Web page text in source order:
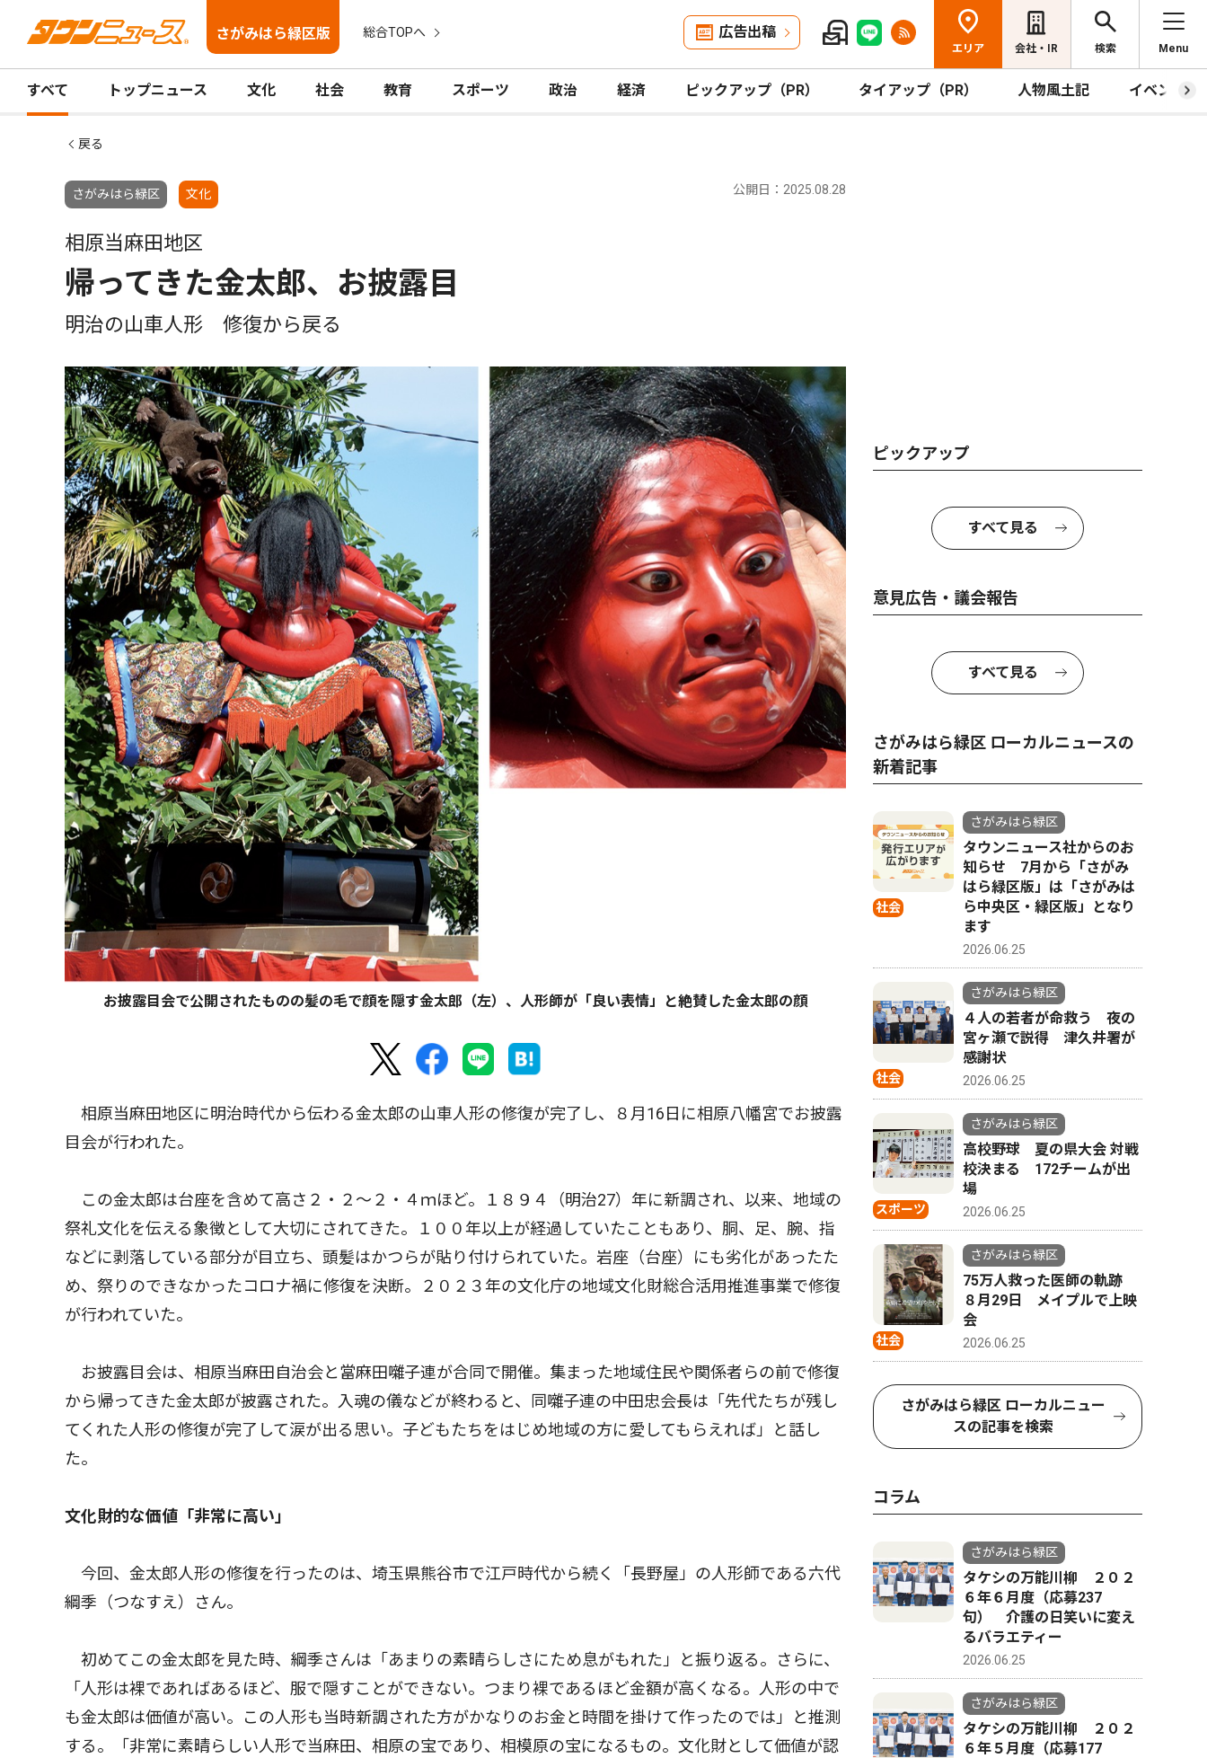
さがみはら緑区版 総合TOPへ 広告出稿
エリア 会社・IR 検索 Menu
すべて トップニュース 文化 社会 教育 スポーツ 政治 経済 ピックアップ（PR） タイアップ（PR） 人物風土記 イベント
戻る
さがみはら緑区 文化 公開日：2025.08.28
相原当麻田地区
帰ってきた金太郎、お披露目
明治の山車人形 修復から戻る
お披露目会で公開されたものの髪の毛で顔を隠す金太郎（左）、人形師が「良い表情」と絶賛した金太郎の顔
相原当麻田地区に明治時代から伝わる金太郎の山車人形の修復が完了し、８月16日に相原八幡宮でお披露
目会が行われた。
この金太郎は台座を含めて高さ２・２〜２・４ｍほど。１８９４（明治27）年に新調され、以来、地域の
祭礼文化を伝える象徴として大切にされてきた。１００年以上が経過していたこともあり、胴、足、腕、指
などに剥落している部分が目立ち、頭髪はかつらが貼り付けられていた。岩座（台座）にも劣化があったた
め、祭りのできなかったコロナ禍に修復を決断。２０２３年の文化庁の地域文化財総合活用推進事業で修復
が行われていた。
お披露目会は、相原当麻田自治会と當麻田囃子連が合同で開催。集まった地域住民や関係者らの前で修復
から帰ってきた金太郎が披露された。入魂の儀などが終わると、同囃子連の中田忠会長は「先代たちが残し
てくれた人形の修復が完了して涙が出る思い。子どもたちをはじめ地域の方に愛してもらえれば」と話し
た。
文化財的な価値「非常に高い」
今回、金太郎人形の修復を行ったのは、埼玉県熊谷市で江戸時代から続く「長野屋」の人形師である六代
綱季（つなすえ）さん。
初めてこの金太郎を見た時、綱季さんは「あまりの素晴らしさにため息がもれた」と振り返る。さらに、
「人形は裸であればあるほど、服で隠すことができない。つまり裸であるほど金額が高くなる。人形の中で
も金太郎は価値が高い。この人形も当時新調された方がかなりのお金と時間を掛けて作ったのでは」と推測
する。「非常に素晴らしい人形で当麻田、相原の宝であり、相模原の宝になるもの。文化財として価値が認
ピックアップ
すべて見る
意見広告・議会報告
すべて見る
さがみはら緑区 ローカルニュースの
新着記事
社会
さがみはら緑区
タウンニュース社からのお
知らせ 7月から「さがみ
はら緑区版」は「さがみは
ら中央区・緑区版」となり
ます
2026.06.25
社会
さがみはら緑区
４人の若者が命救う 夜の
宮ヶ瀬で説得 津久井署が
感謝状
2026.06.25
スポーツ
さがみはら緑区
高校野球 夏の県大会 対戦
校決まる 172チームが出
場
2026.06.25
社会
さがみはら緑区
75万人救った医師の軌跡
８月29日 メイプルで上映
会
2026.06.25
さがみはら緑区 ローカルニュー
スの記事を検索
コラム
さがみはら緑区
タケシの万能川柳 ２０２
６年６月度（応募237
句） 介護の日笑いに変え
るバラエティー
2026.06.25
さがみはら緑区
タケシの万能川柳 ２０２
６年５月度（応募177